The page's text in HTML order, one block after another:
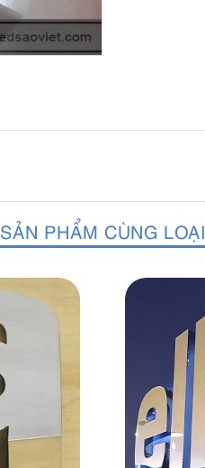
SẢN PHẨM CÙNG LOẠI